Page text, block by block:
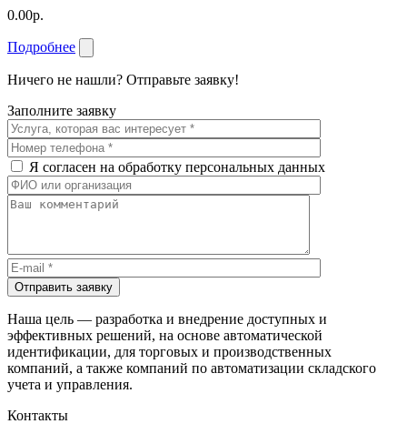
0.00р.
Подробнее
Ничего не нашли? Отправьте заявку!
Заполните заявку
Я согласен на обработку персональных данных
Отправить заявку
Наша цель — разработка и внедрение доступных и
эффективных решений, на основе автоматической
идентификации, для торговых и производственных
компаний, а также компаний по автоматизации складского
учета и управления.
Контакты